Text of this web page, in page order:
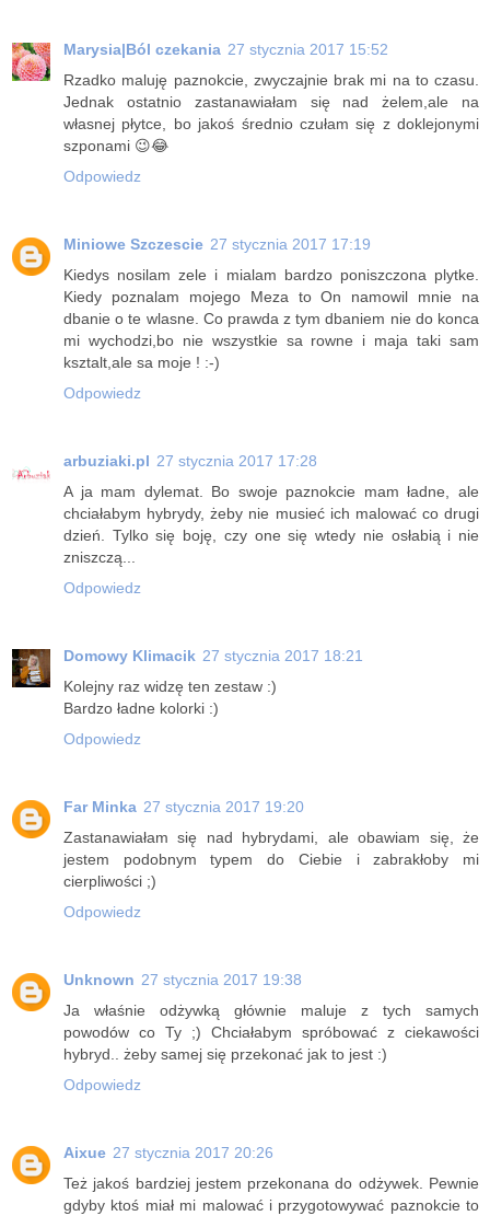
Marysia|Ból czekania 27 stycznia 2017 15:52
Rzadko maluję paznokcie, zwyczajnie brak mi na to czasu.
Jednak ostatnio zastanawiałam się nad żelem,ale na
własnej płytce, bo jakoś średnio czułam się z doklejonymi
szponami 😉😂
Odpowiedz
Miniowe Szczescie 27 stycznia 2017 17:19
Kiedys nosilam zele i mialam bardzo poniszczona plytke.
Kiedy poznalam mojego Meza to On namowil mnie na
dbanie o te wlasne. Co prawda z tym dbaniem nie do konca
mi wychodzi,bo nie wszystkie sa rowne i maja taki sam
ksztalt,ale sa moje ! :-)
Odpowiedz
arbuziaki.pl 27 stycznia 2017 17:28
A ja mam dylemat. Bo swoje paznokcie mam ładne, ale
chciałabym hybrydy, żeby nie musieć ich malować co drugi
dzień. Tylko się boję, czy one się wtedy nie osłabią i nie
zniszczą...
Odpowiedz
Domowy Klimacik 27 stycznia 2017 18:21
Kolejny raz widzę ten zestaw :)
Bardzo ładne kolorki :)
Odpowiedz
Far Minka 27 stycznia 2017 19:20
Zastanawiałam się nad hybrydami, ale obawiam się, że
jestem podobnym typem do Ciebie i zabrakłoby mi
cierpliwości ;)
Odpowiedz
Unknown 27 stycznia 2017 19:38
Ja właśnie odżywką głównie maluje z tych samych
powodów co Ty ;) Chciałabym spróbować z ciekawości
hybryd.. żeby samej się przekonać jak to jest :)
Odpowiedz
Aixue 27 stycznia 2017 20:26
Też jakoś bardziej jestem przekonana do odżywek. Pewnie
gdyby ktoś miał mi malować i przygotowywać paznokcie to